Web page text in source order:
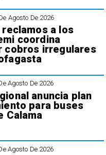
Agosto De 2026
reclamos a los
coordina
cobros irregulares
Agosto De 2026
anuncia plan
para buses
Calama
Agosto De 2026